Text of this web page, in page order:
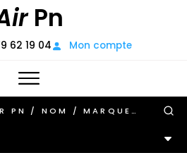
Pn
62 19 04 Mon compte